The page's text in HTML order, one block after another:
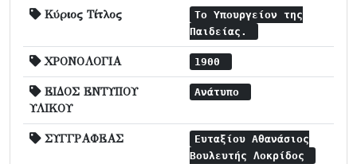
Κύριος Τίτλος
Το Υπουργείον της
Παιδείας.
ΧΡΟΝΟΛΟΓΙΑ 1900
ΕΙΔΟΣ ΕΝΤΥΠΟΥ
ΥΛΙΚΟΥ
Ανάτυπο
ΣΥΓΓΡΑΦΕΑΣ
Ευταξίου Αθανάσιος
Βουλευτής Λοκρίδος